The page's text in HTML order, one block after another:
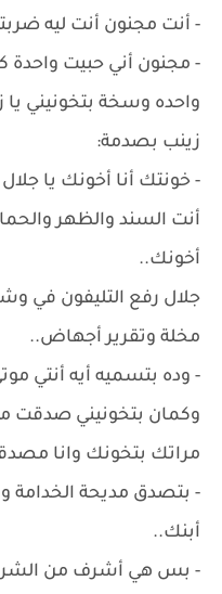
- أنت مجنون أنت ليه
- مجنون أني حبيت
واحده وسخة بتخونيني يا
زينب بصدمة:
- خونتك أنا أخونك يا
أنت السند والظهر
أخونك..
جلال رفع التليفون في
مخلة وتقرير أجهاض..
- وده بتسميه أيه أنتي
وكمان بتخونيني صدقت
مراتك بتخونك وانا
- بتصدق مديحة الخدامة
أبنك..
- بس هي أشرف من الشرف